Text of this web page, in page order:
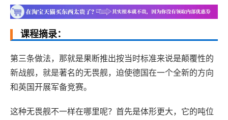
课程摘录：
第三条做法，那就是果断推出按当时标准来说是颠覆性的
新战舰，就是著名的无畏舰，迫使德国在一个全新的方向
和英国开展军备竞赛。
这种无畏舰不一样在哪里呢？首先是体形更大，它的吨位